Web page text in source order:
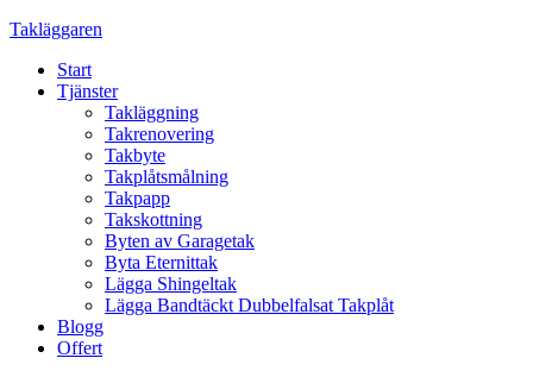
Skip
content
Takläggaren
Start
Tjänster
Takläggning
Takrenovering
Takbyte
Takplåtsmålning
Takpapp
Takskottning
Byten av Garagetak
Byta Eternittak
Lägga Shingeltak
Lägga Bandtäckt Dubbelfalsat Takplåt
Blogg
Offert